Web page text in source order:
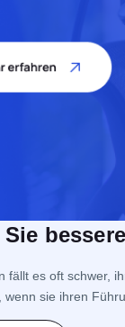
fällt es oft schwer,
wenn sie ihren
dass […]